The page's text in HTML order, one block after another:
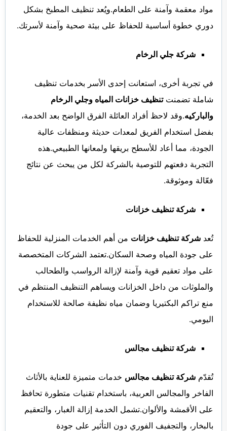
مواد معقمة وآمنة على الطعام.ويُعد تنظيف المطبخ بشكل
دوري خطوة أساسية للحفاظ على بيئة صحية وآمنة لأسرتك.
شركة جلي الرخام
في تجربة أخرى، استعانت إحدى الأسر بخدمات تنظيف
شاملة تضمنتتنظيف خزانات المياه وجلي الرخام
والباركيه.وقد لاحظ أفراد العائلة الفرق الواضح بعد الخدمة،
بفضل استخدام الفريق لمعدات حديثة ومنظفات عالية
الجودة، مما أعاد للأسطح بريقها ولمعانها الطبيعي.هذه
التجربة دفعتهم للتوصية بالشركة لكل من يبحث عن نتائج
فعّالة وموثوقة.
شركة تنظيف خزانات
تُعد شركة تنظيف خزانات من أهم الخدمات المنزلية للحفاظ
على جودة المياه وصحة السكان.تعتمد الشركات المتخصصة
على مواد تعقيم قوية وآمنة لإزالة الرواسب والطحالب
والملوثات من داخل الخزانات ويساهم التنظيف المنتظم في
منع تراكم البكتيريا وضمان مياه نظيفة صالحة للاستخدام
اليومي.
شركة تنظيف مجالس
تُقدّم شركة تنظيف مجالس خدمات متميزة للعناية بالأثاث
الفاخر والمجالس العربية، باستخدام تقنيات متطورة تحافظ
على الأقمشة والألوان.تشمل الخدمة إزالة الغبار، والتعقيم
بالبخار، والتجفيف الفوري دون التأثير على جودة